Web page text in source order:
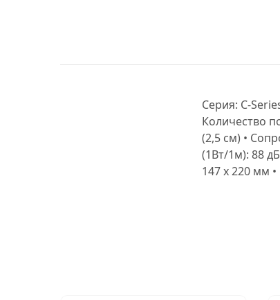
Серия: C-
Количество
(2,5 см) •
(1Вт/1м): 88
147 х 220 мм